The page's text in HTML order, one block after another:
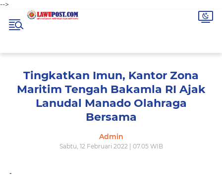
-->
Tingkatkan Imun, Kantor Zona
Maritim Tengah Bakamla RI Ajak
Lanudal Manado Olahraga
Bersama
Admin
Sabtu, 12 Februari 2022 | 07.05 WIB
-